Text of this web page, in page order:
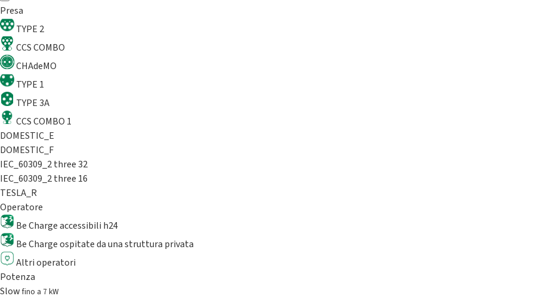
Presa
TYPE 2
CCS COMBO
CHAdeMO
TYPE 1
TYPE 3A
CCS COMBO 1
DOMESTIC_E
DOMESTIC_F
IEC_60309_2 three 32
IEC_60309_2 three 16
TESLA_R
Operatore
Be Charge accessibili h24
Be Charge ospitate da una struttura privata
Altri operatori
Potenza
Slowfino a 7 kW